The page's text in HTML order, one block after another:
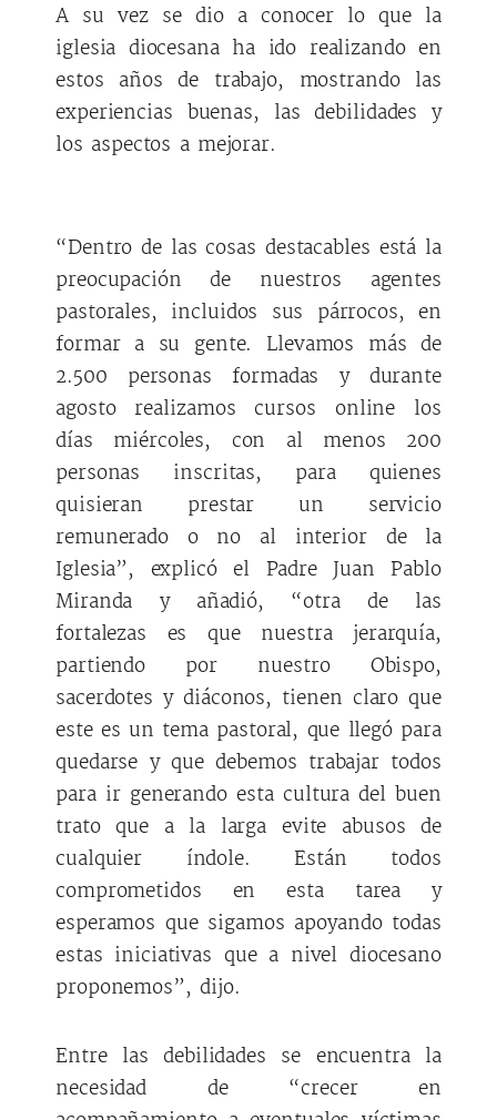
A su vez se dio a conocer lo que la
iglesia diocesana ha ido realizando en
estos años de trabajo, mostrando las
experiencias buenas, las debilidades y
los aspectos a mejorar.
“Dentro de las cosas destacables está la
preocupación de nuestros agentes
pastorales, incluidos sus párrocos, en
formar a su gente. Llevamos más de
2.500 personas formadas y durante
agosto realizamos cursos online los
días miércoles, con al menos 200
personas inscritas, para quienes
quisieran prestar un servicio
remunerado o no al interior de la
Iglesia”, explicó el Padre Juan Pablo
Miranda y añadió, “otra de las
fortalezas es que nuestra jerarquía,
partiendo por nuestro Obispo,
sacerdotes y diáconos, tienen claro que
este es un tema pastoral, que llegó para
quedarse y que debemos trabajar todos
para ir generando esta cultura del buen
trato que a la larga evite abusos de
cualquier índole. Están todos
comprometidos en esta tarea y
esperamos que sigamos apoyando todas
estas iniciativas que a nivel diocesano
proponemos”, dijo.
Entre las debilidades se encuentra la
necesidad de “crecer en